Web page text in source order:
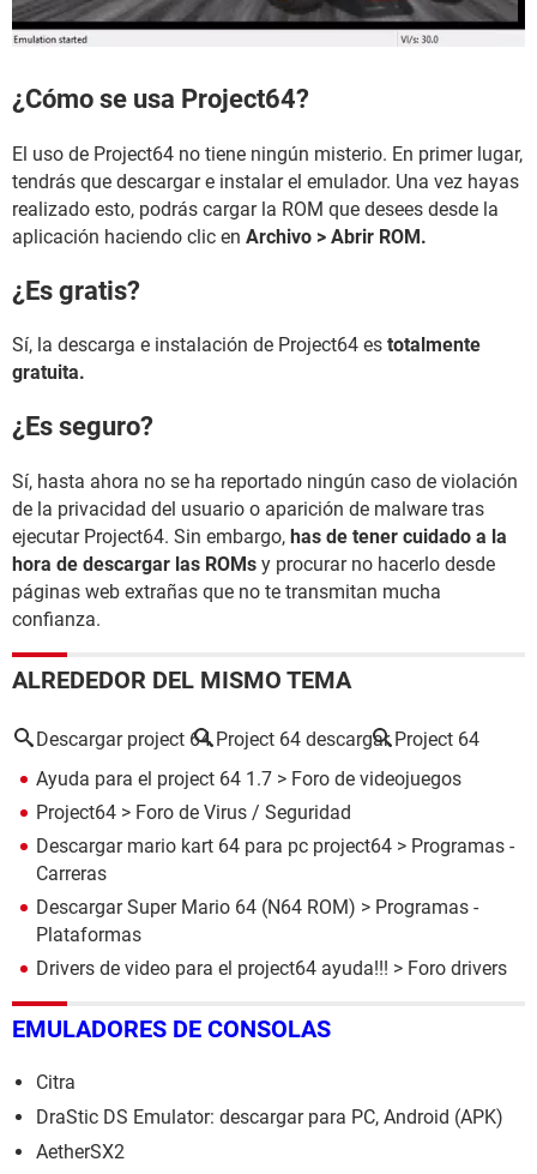
¿Cómo se usa Project64?
El uso de Project64 no tiene ningún misterio. En primer lugar,
tendrás que descargar e instalar el emulador. Una vez hayas
realizado esto, podrás cargar la ROM que desees desde la
aplicación haciendo clic en Archivo > Abrir ROM.
¿Es gratis?
Sí, la descarga e instalación de Project64 es totalmente
gratuita.
¿Es seguro?
Sí, hasta ahora no se ha reportado ningún caso de violación
de la privacidad del usuario o aparición de malware tras
ejecutar Project64. Sin embargo, has de tener cuidado a la
hora de descargar las ROMs y procurar no hacerlo desde
páginas web extrañas que no te transmitan mucha
confianza.
ALREDEDOR DEL MISMO TEMA
Descargar project 64 Project 64 descargar Project 64
Ayuda para el project 64 1.7 > Foro de videojuegos
Project64 > Foro de Virus / Seguridad
Descargar mario kart 64 para pc project64 > Programas -
Carreras
Descargar Super Mario 64 (N64 ROM) > Programas -
Plataformas
Drivers de video para el project64 ayuda!!! > Foro drivers
EMULADORES DE CONSOLAS
Citra
DraStic DS Emulator: descargar para PC, Android (APK)
AetherSX2